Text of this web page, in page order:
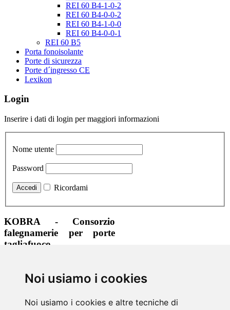
Noi usiamo i cookies
Noi usiamo i cookies e altre tecniche di
REI 60 B4-1-0-2
REI 60 B4-0-0-2
REI 60 B4-1-0-0
REI 60 B4-0-0-1
REI 60 B5
Porta fonoisolante
Porte di sicurezza
Porte d´ingresso CE
Lexikon
Login
Inserire i dati di login per maggiori informazioni
Nome utente
Password
Ricordami
KOBRA - Consorzio
falegnamerie per porte
tagliafuoco
+39 0471 323210
www.kobra.bz